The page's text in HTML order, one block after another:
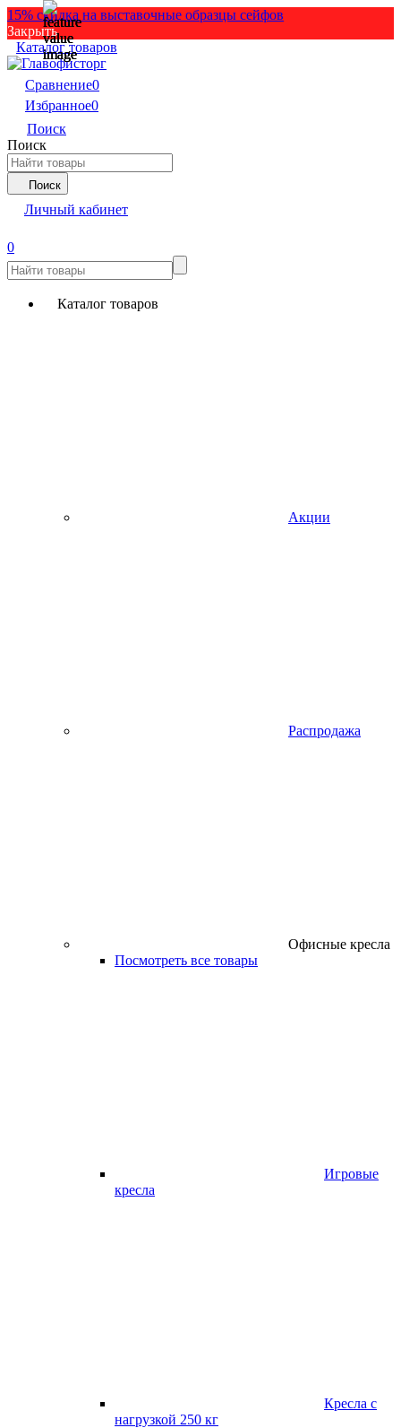
15% скидка на выставочные образцы сейфов
Закрыть
Каталог товаров
Сравнение0
Избранное0
Поиск
Поиск
Поиск
Личный кабинет
0
Каталог товаров
Акции
Распродажа
Офисные кресла
Посмотреть все товары
Игровые
кресла
Кресла с
нагрузкой 250 кг